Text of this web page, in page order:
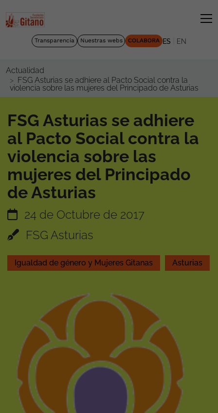
Transparencia Nuestras webs COLABORA ES EN
Actualidad
FSG Asturias se adhiere al Pacto Social contra la
violencia sobre las mujeres del Principado de Asturias
FSG Asturias se adhiere
al Pacto Social contra la
violencia sobre las
mujeres del Principado
de Asturias
24 de Octubre de 2017
FSG Asturias
Igualdad de género y Mujeres Gitanas Asturias